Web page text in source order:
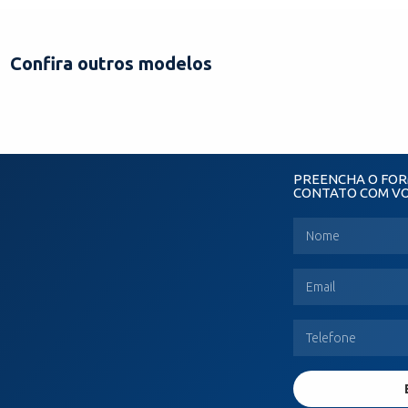
Confira outros modelos
PREENCHA O
CONTATO COM